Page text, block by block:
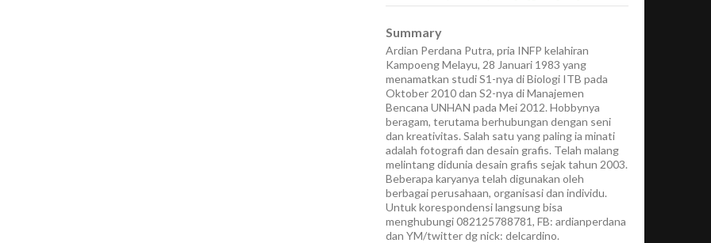
Summary
Ardian Perdana Putra, pria INFP kelahiran
Kampoeng Melayu, 28 Januari 1983 yang
menamatkan studi S1-nya di Biologi ITB pada
Oktober 2010 dan S2-nya di Manajemen
Bencana UNHAN pada Mei 2012. Hobbynya
beragam, terutama berhubungan dengan seni
dan kreativitas. Salah satu yang paling ia minati
adalah fotografi dan desain grafis. Telah malang
melintang didunia desain grafis sejak tahun 2003.
Beberapa karyanya telah digunakan oleh
berbagai perusahaan, organisasi dan individu.
Untuk korespondensi langsung bisa
menghubungi 082125788781, FB: ardianperdana
dan YM/twitter dg nick: delcardino.